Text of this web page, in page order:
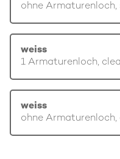
ohne
weiss
1 Armaturenloch,
weiss
ohne Armaturenloch,